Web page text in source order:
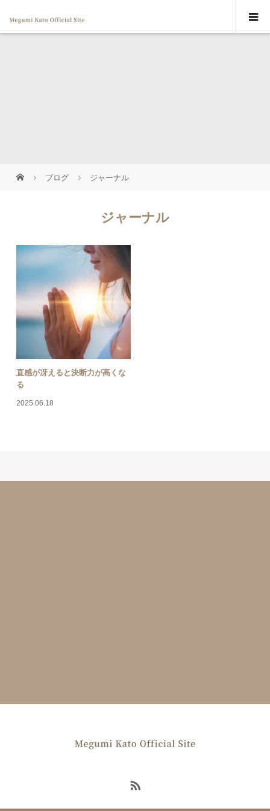
ブログ ジャーナル
ジャーナル
直感が冴えると決断力が高くな
る
2025.06.18